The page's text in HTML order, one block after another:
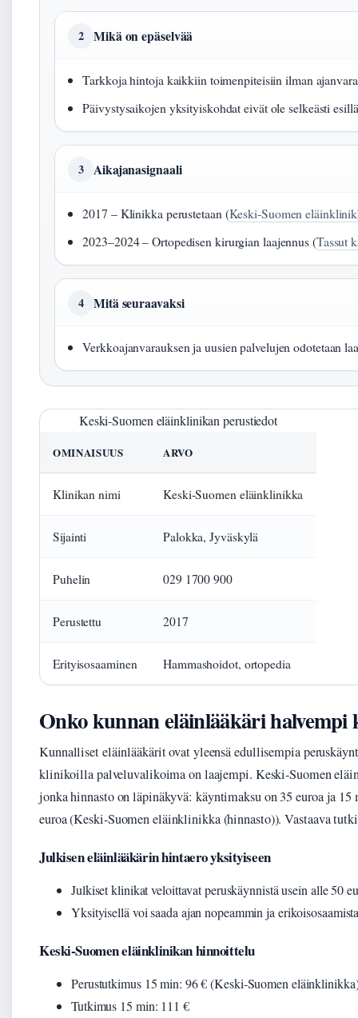
2 Mikä on epäselvää
Tarkkoja hintoja kaikkiin toimenpiteisiin ilman
Päivystysaikojen yksityiskohdat eivät ole selkeästi esillä
3 Aikajanasignaali
2017 – Klinikka perustetaan (Keski-Suomen
2023–2024 – Ortopedisen kirurgian laajennus (Tassut
4 Mitä seuraavaksi
Verkkoajanvarauksen ja uusien palvelujen odotetaan
Keski-Suomen eläinklinikan perustiedot
OMINAISUUS ARVO
Klinikan nimi Keski-Suomen eläinklinikka
Sijainti Palokka, Jyväskylä
Puhelin 029 1700 900
Perustettu 2017
Erityisosaaminen Hammashoidot, ortopedia
Onko kunnan eläinlääkäri halvempi
Kunnalliset eläinlääkärit ovat yleensä edullisempia
klinikoilla palveluvalikoima on laajempi. Keski-Suomen
jonka hinnasto on läpinäkyvä: käyntimaksu on 35 euroa ja
euroa (Keski-Suomen eläinklinikka (hinnasto)). Vastaava
Julkisen eläinlääkärin hintaero yksityiseen
Julkiset klinikat veloittavat peruskäynnistä usein alle 50
Yksityisellä voi saada ajan nopeammin ja
Keski-Suomen eläinklinikan hinnoittelu
Perustutkimus 15 min: 96 € (Keski-Suomen
Tutkimus 15 min: 111 €